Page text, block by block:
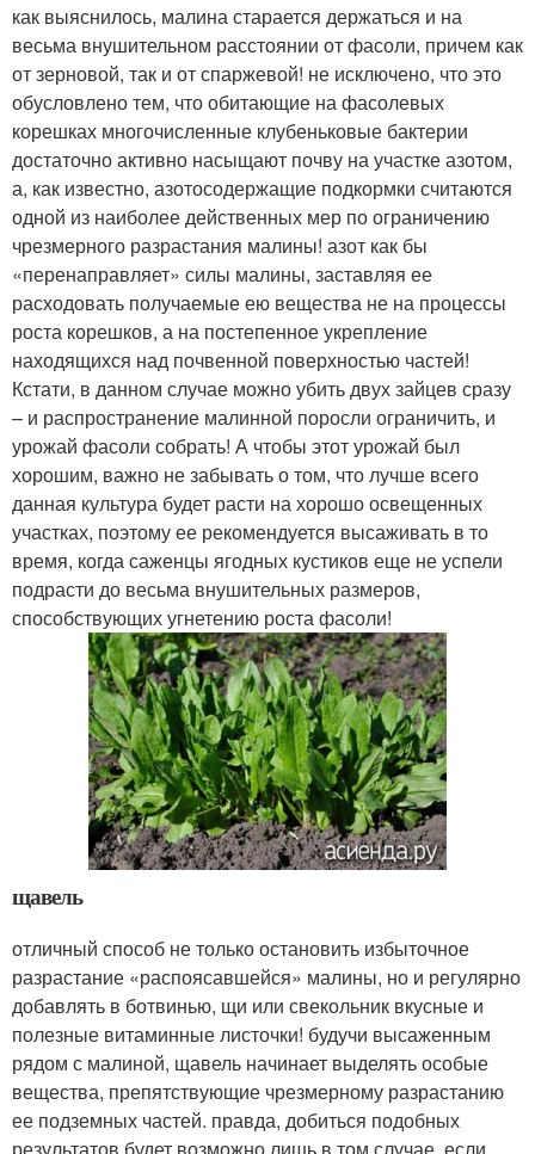
как выяснилось, малина старается держаться и на
весьма внушительном расстоянии от фасоли, причем как
от зерновой, так и от спаржевой! не исключено, что это
обусловлено тем, что обитающие на фасолевых
корешках многочисленные клубеньковые бактерии
достаточно активно насыщают почву на участке азотом,
а, как известно, азотосодержащие подкормки считаются
одной из наиболее действенных мер по ограничению
чрезмерного разрастания малины! азот как бы
«перенаправляет» силы малины, заставляя ее
расходовать получаемые ею вещества не на процессы
роста корешков, а на постепенное укрепление
находящихся над почвенной поверхностью частей!
Кстати, в данном случае можно убить двух зайцев сразу
– и распространение малинной поросли ограничить, и
урожай фасоли собрать! А чтобы этот урожай был
хорошим, важно не забывать о том, что лучше всего
данная культура будет расти на хорошо освещенных
участках, поэтому ее рекомендуется высаживать в то
время, когда саженцы ягодных кустиков еще не успели
подрасти до весьма внушительных размеров,
способствующих угнетению роста фасоли!
щавель
отличный способ не только остановить избыточное
разрастание «распоясавшейся» малины, но и регулярно
добавлять в ботвинью, щи или свекольник вкусные и
полезные витаминные листочки! будучи высаженным
рядом с малиной, щавель начинает выделять особые
вещества, препятствующие чрезмерному разрастанию
ее подземных частей. правда, добиться подобных